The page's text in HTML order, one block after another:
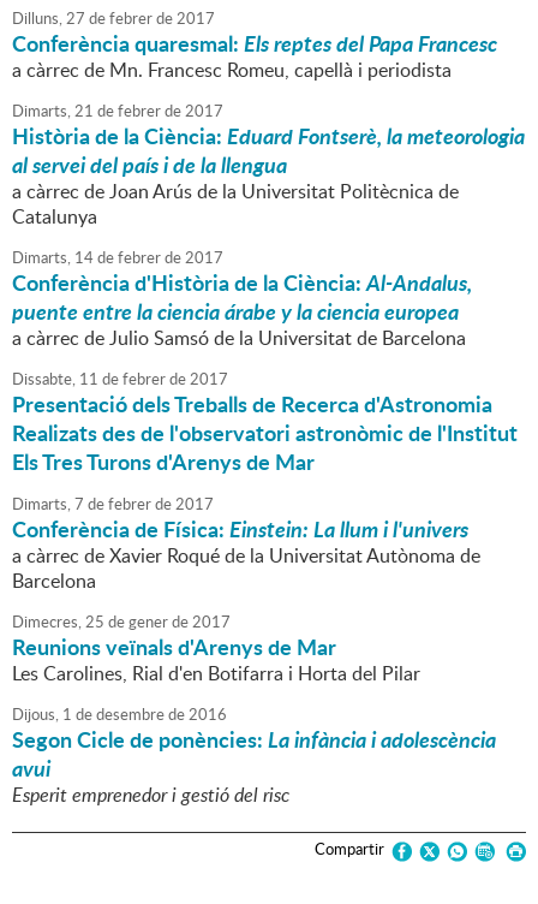
Dilluns,27 defebrerde2017
Conferència quaresmal:Els reptes del Papa Francesc
a càrrec de Mn. Francesc Romeu, capellà i periodista
Dimarts,21 defebrerde2017
Història de la Ciència:Eduard Fontserè, la meteorologia
al servei del país i de la llengua
a càrrec de Joan Arús de la Universitat Politècnica de
Catalunya
Dimarts, 14defebrerde2017
Conferència d'Història de la Ciència:Al-Andalus,
puente entre la ciencia árabe y la ciencia europea
a càrrec de Julio Samsó de la Universitat de Barcelona
Dissabte, 11 defebrerde2017
Presentació dels Treballs de Recerca d'Astronomia
Realizats des de l'observatori astronòmic de l'Institut
Els Tres Turons d'Arenys de Mar
Dimarts,7 defebrerde2017
Conferència de Física:Einstein: La llum i l'univers
a càrrec de Xavier Roqué de la Universitat Autònoma de
Barcelona
Dimecres,25 degenerde2017
Reunions veïnals d'Arenys de Mar
Les Carolines, Rial d'en Botifarra i Horta del Pilar
Dijous, 1 dedesembrede2016
Segon Cicle de ponències:La infància i adolescència
avui
Esperit emprenedor i gestió del risc
Compartir